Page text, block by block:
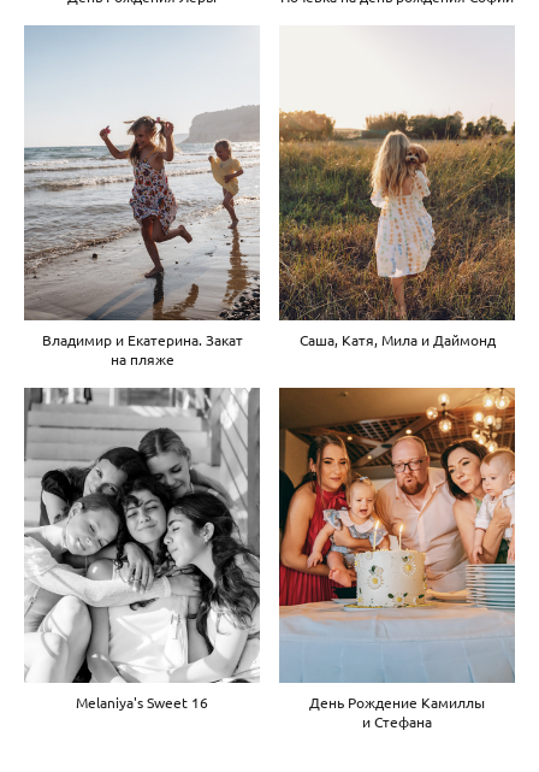
Владимир и Екатерина. Закат
на пляже
Саша, Катя, Мила и Даймонд
Melaniya's Sweet 16
День Рождение Камиллы
и Стефана